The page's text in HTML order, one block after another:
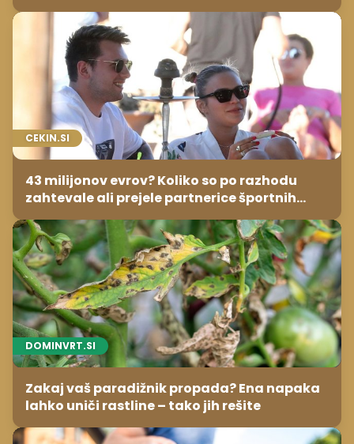
CEKIN.SI
43 milijonov evrov? Koliko so po razhodu
zahtevale ali prejele partnerice športnih
zvezdnikov
DOMINVRT.SI
Zakaj vaš paradižnik propada? Ena napaka
lahko uniči rastline – tako jih rešite